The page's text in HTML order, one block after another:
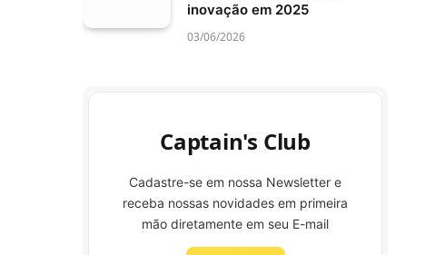
inovação em 2025
03/06/2026
Captain's Club
Cadastre-se em nossa Newsletter e
receba nossas novidades em primeira
mão diretamente em seu E-mail